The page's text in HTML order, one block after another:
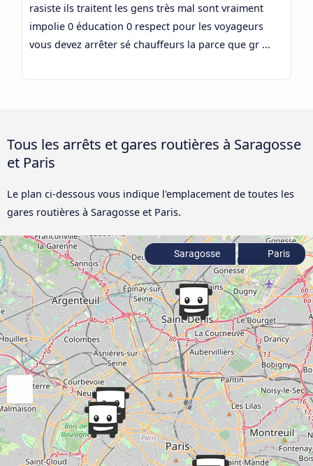
rasiste ils traitent les gens très mal sont vraiment
impolie 0 éducation 0 respect pour les voyageurs
vous devez arrêter sé chauffeurs la parce que gr ...
Tous les arrêts et gares routières à Saragosse
et Paris
Le plan ci-dessous vous indique l'emplacement de toutes les
gares routières à Saragosse et Paris.
Saragosse Paris